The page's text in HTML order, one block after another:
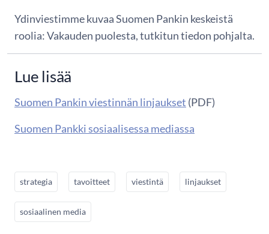
Ydinviestimme kuvaa Suomen Pankin keskeistä
roolia: Vakauden puolesta, tutkitun tiedon pohjalta.
Lue lisää
Suomen Pankin viestinnän linjaukset (PDF)
Suomen Pankki sosiaalisessa mediassa
strategia tavoitteet viestintä linjaukset
sosiaalinen media